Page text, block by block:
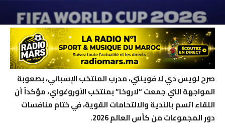
صرح لويس دي لا فوينتي، مدرب المنتخب الإسباني، بصعوبة
المواجهة التي جمعت “لاروخا” بمنتخب الأوروغواي، مؤكداً أن
اللقاء اتسم بالندية والالتحامات القوية، في ختام منافسات
دور المجموعات من كأس العالم 2026
.